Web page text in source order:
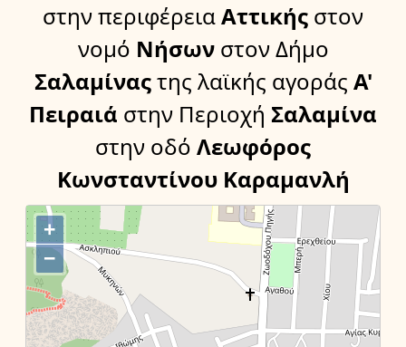
στην περιφέρειαΑττικής στον
νομό Νήσων στον Δήμο
Σαλαμίναςτης λαϊκής αγοράς Α'
Πειραιά στην Περιοχή Σαλαμίνα
στην οδό Λεωφόρος
Κωνσταντίνου Καραμανλή
+
−